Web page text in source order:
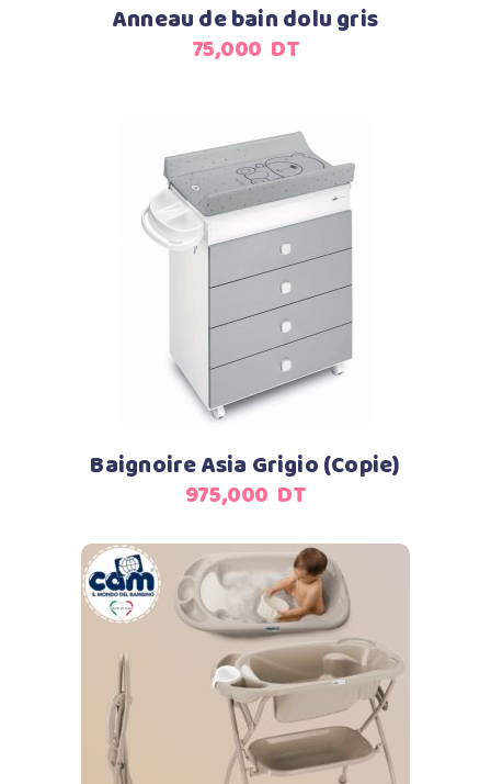
Anneau de bain dolu gris
75,000 DT
Ajouter au panier
Baignoire Asia Grigio (Copie)
975,000 DT
Ajouter au panier